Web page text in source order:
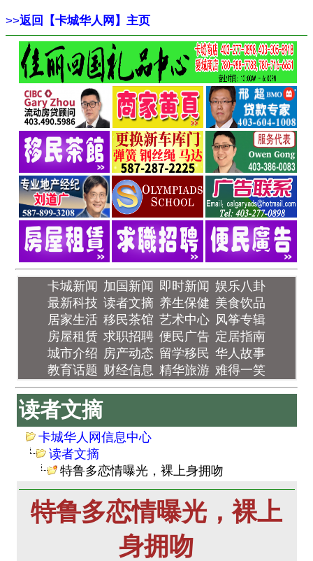
>>返回【卡城华人网】主页
卡城新闻 加国新闻 即时新闻 娱乐八卦
最新科技 读者文摘 养生保健 美食饮品
居家生活 移民茶馆 艺术中心 风筝专辑
房屋租赁 求职招聘 便民广告 定居指南
城市介绍 房产动态 留学移民 华人故事
教育话题 财经信息 精华旅游 难得一笑
读者文摘
卡城华人网信息中心
读者文摘
特鲁多恋情曝光，裸上身拥吻
特鲁多恋情曝光，裸上
身拥吻